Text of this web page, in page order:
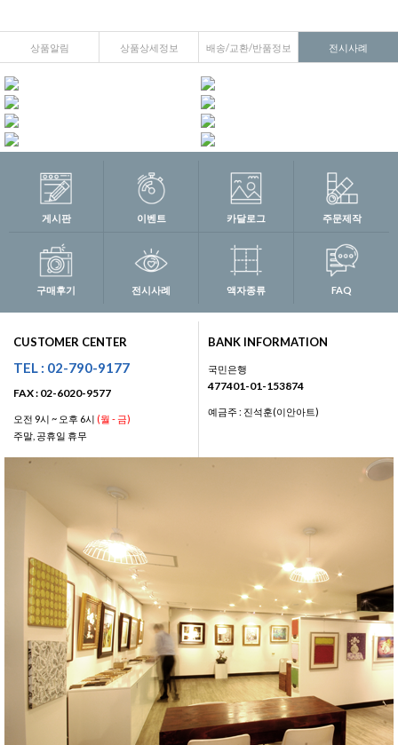
상품알림 상품상세정보 배송/교환/반품정보 전시사례
게시판 이벤트 카달로그 주문제작
구매후기 전시사례 액자종류 FAQ
CUSTOMER CENTER
TEL : 02-790-9177
FAX : 02-6020-9577
오전 9시 ~ 오후 6시 (월 - 금)
주말, 공휴일 휴무
BANK INFORMATION
국민은행
477401-01-153874
예금주 : 진석훈(이안아트)